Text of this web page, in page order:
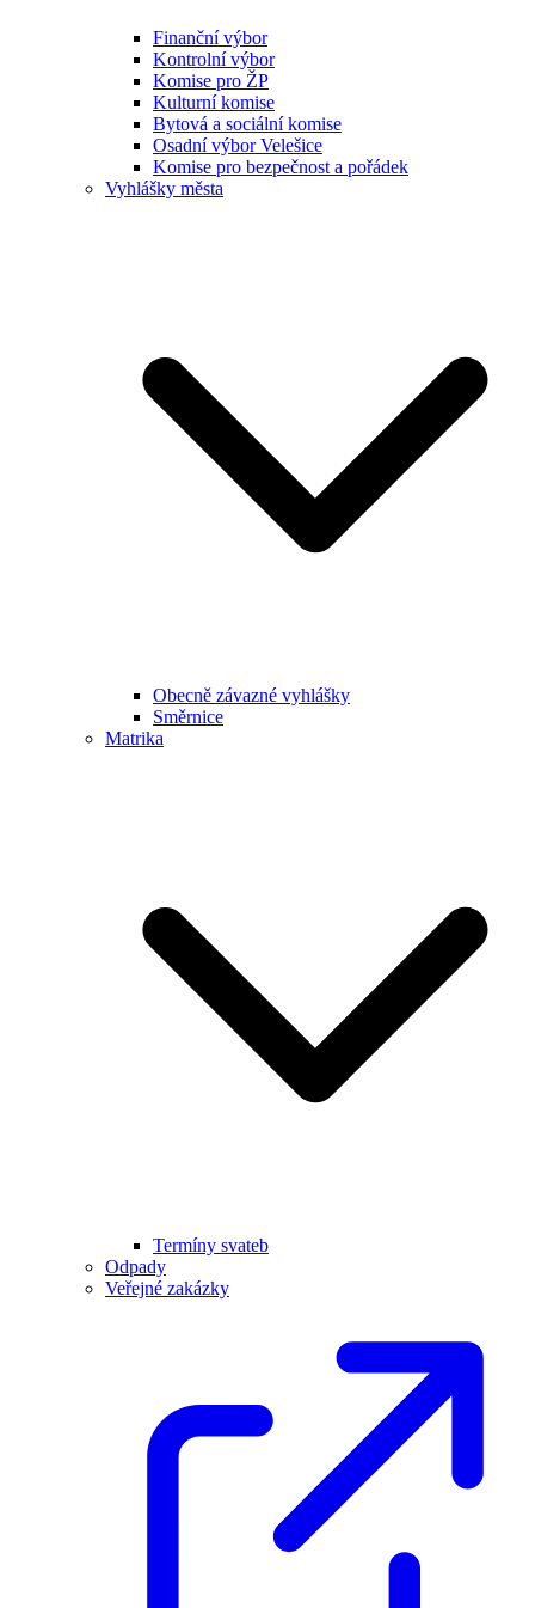
Finanční výbor
Kontrolní výbor
Komise pro ŽP
Kulturní komise
Bytová a sociální komise
Osadní výbor Velešice
Komise pro bezpečnost a pořádek
Vyhlášky města
Obecně závazné vyhlášky
Směrnice
Matrika
Termíny svateb
Odpady
Veřejné zakázky